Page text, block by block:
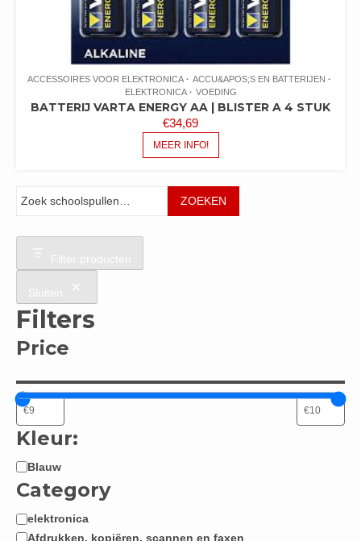
ACCESSOIRES VOOR ELEKTRONICA
ACCU&APOS;S EN BATTERIJEN
ELEKTRONICA
VOEDING
BATTERIJ VARTA ENERGY AA | BLISTER A 4 STUK
€34,69
MEER INFO!
ZOEKEN
Filter producten
Sluiten
Filters
Price
Kleur:
Kleur:
Blauw
Category
Categorie
elektronica
Afdrukken, kopiëren, scannen en faxen